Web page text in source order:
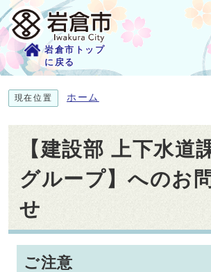
岩倉市トップ
に戻る
現在位置 ホーム
【建設部 上下水道
グループ】へのお
せ
ご注意